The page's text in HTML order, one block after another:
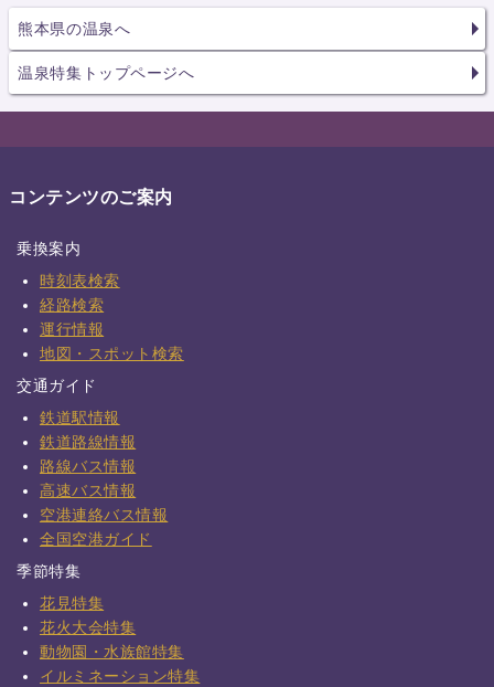
熊本県の温泉へ
温泉特集トップページへ
コンテンツのご案内
乗換案内
時刻表検索
経路検索
運行情報
地図・スポット検索
交通ガイド
鉄道駅情報
鉄道路線情報
路線バス情報
高速バス情報
空港連絡バス情報
全国空港ガイド
季節特集
花見特集
花火大会特集
動物園・水族館特集
イルミネーション特集